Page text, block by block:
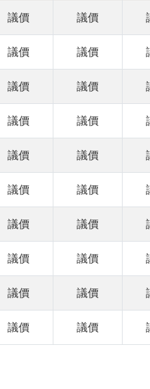
議價 議價
議價 議價
議價 議價
議價 議價
議價 議價
議價 議價
議價 議價
議價 議價
議價 議價
議價 議價